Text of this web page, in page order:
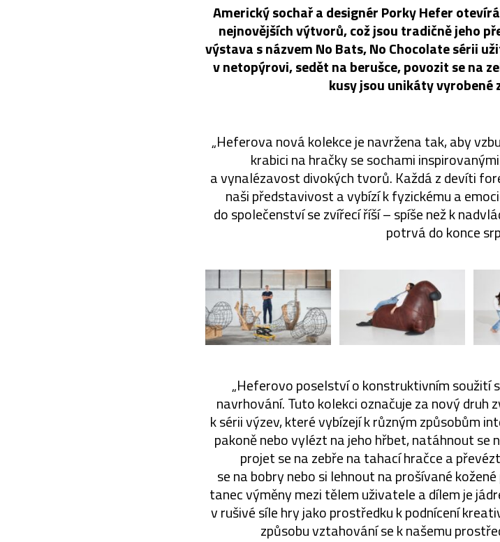
Americký sochař a designér Porky Hefer
nejnovějších výtvorů, což jsou tradičně jeho
výstava s názvem No Bats, No Chocolate sérii
v netopýrovi, sedět na berušce, povozit se na
kusy jsou unikáty vyrobené
„Heferova nová kolekce je navržena tak, aby
krabici na hračky se sochami
a vynalézavost divokých tvorů. Každá z devíti
naši představivost a vybízí k fyzickému a
do společenství se zvířecí říší – spíše než k
potrvá do konce
„Heferovo poselství o konstruktivním soužití
navrhování. Tuto kolekci označuje za nový druh
k sérii výzev, které vybízejí k různým způsobům
pakoně nebo vylézt na jeho hřbet, natáhnout se
projet se na zebře na tahací hračce a
se na bobry nebo si lehnout na prošívané
tanec výměny mezi tělem uživatele a dílem je
v rušivé síle hry jako prostředku k podnícení
způsobu vztahování se k našemu